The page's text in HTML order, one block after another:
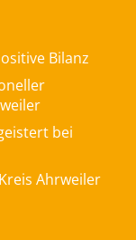
Bilanz
bei
Ahrweiler